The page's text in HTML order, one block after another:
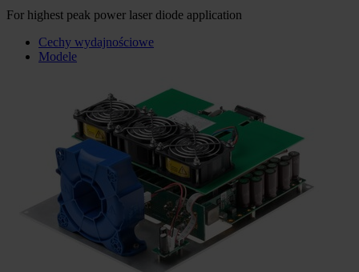
For highest peak power laser diode application
Cechy wydajnościowe
Modele